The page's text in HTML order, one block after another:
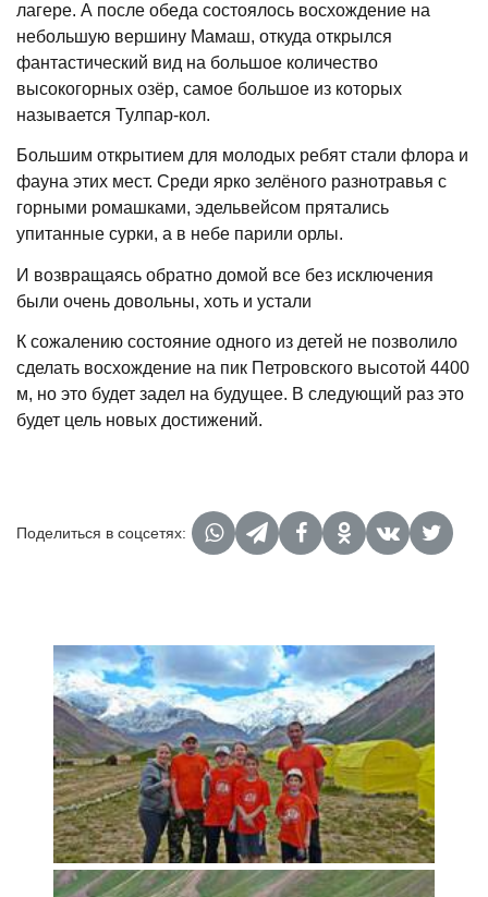
лагере. А после обеда состоялось восхождение на
небольшую вершину Мамаш, откуда открылся
фантастический вид на большое количество
высокогорных озёр, самое большое из которых
называется Тулпар-кол.
Большим открытием для молодых ребят стали флора и
фауна этих мест. Среди ярко зелёного разнотравья с
горными ромашками, эдельвейсом прятались
упитанные сурки, а в небе парили орлы.
И возвращаясь обратно домой все без исключения
были очень довольны, хоть и устали
К сожалению состояние одного из детей не позволило
сделать восхождение на пик Петровского высотой 4400
м, но это будет задел на будущее. В следующий раз это
будет цель новых достижений.
Поделиться в соцсетях: